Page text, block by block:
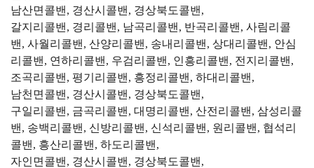
남산면콜밴, 경산시콜밴, 경상북도콜밴,
갈지리콜밴, 경리콜밴, 남곡리콜밴, 반곡리콜밴, 사림리콜
밴, 사월리콜밴, 산양리콜밴, 송내리콜밴, 상대리콜밴, 안심
리콜밴, 연하리콜밴, 우검리콜밴, 인흥리콜밴, 전지리콜밴,
조곡리콜밴, 평기리콜밴, 흥정리콜밴, 하대리콜밴,
남천면콜밴, 경산시콜밴, 경상북도콜밴,
구일리콜밴, 금곡리콜밴, 대명리콜밴, 산전리콜밴, 삼성리콜
밴, 송백리콜밴, 신방리콜밴, 신석리콜밴, 원리콜밴, 협석리
콜밴, 흥산리콜밴, 하도리콜밴,
자인면콜밴, 경산시콜밴, 경상북도콜밴,